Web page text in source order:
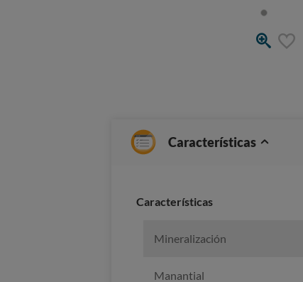
Características
Caracterí­sticas
Mineralización
Manantial